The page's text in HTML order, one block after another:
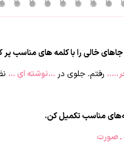
رفتم. جلوی در …نوشته ای …
ـ صورت